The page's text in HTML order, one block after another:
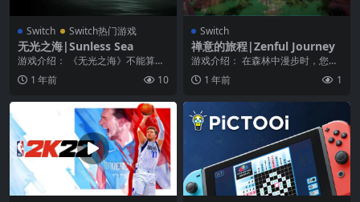
Switch Switch热门游戏
无光之海|Sunless Sea
游戏介绍： 《无光之海》不能算是
一个精美的作品，墨绿色的海域，
一艘孤独的小船，几...
1 年前 10
Switch
禅意的旅程|Zenful Journey
游戏介绍： 在森林中漫步时，您可
以尽情欣赏大自然的美景与声音，
惊叹于那些高大的树...
1 年前 1